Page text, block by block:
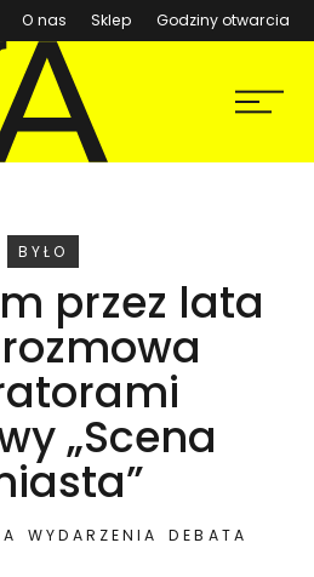
O nas Sklep (otwiera się w nowym
Godziny otwarcia
Menu
WYDARZENIE
BYŁO
przez lata
„Scena
WYDARZENIA DEBATA